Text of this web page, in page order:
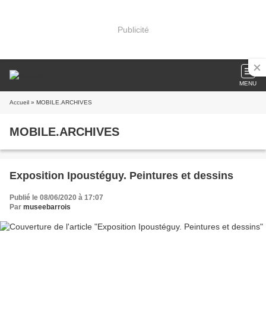
Publicité
MENU
Accueil » MOBILE.ARCHIVES
MOBILE.ARCHIVES
Exposition Ipoustéguy. Peintures et dessins
Publié le 08/06/2020 à 17:07
Par museebarrois